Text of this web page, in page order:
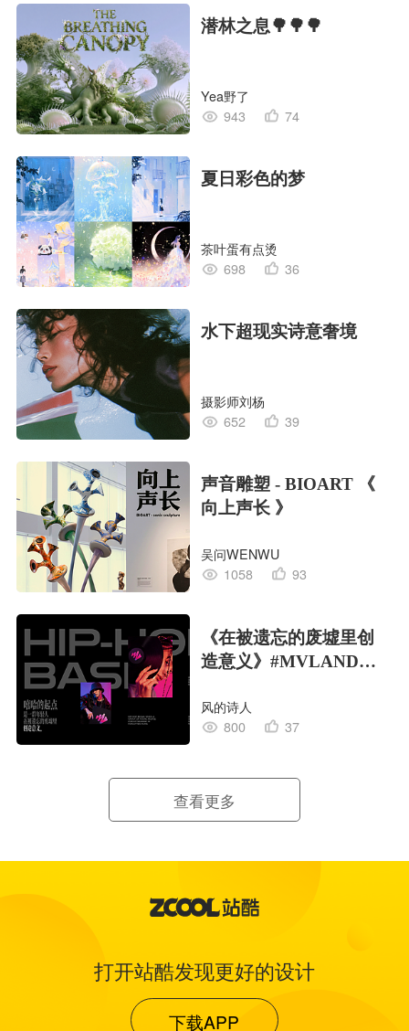
潜林之息🌳🌳🌳
Yea野了
943
74
夏日彩色的梦
茶叶蛋有点烫
698
36
水下超现实诗意奢境
摄影师刘杨
652
39
声音雕塑 - BIOART 《
向上声长 》
吴问WENWU
1058
93
《在被遗忘的废墟里创
造意义》#MVLAND嘻
风的诗人
800
37
查看更多
打开站酷发现更好的设计
下载APP